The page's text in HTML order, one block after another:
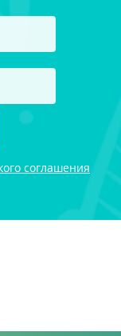
соглашения